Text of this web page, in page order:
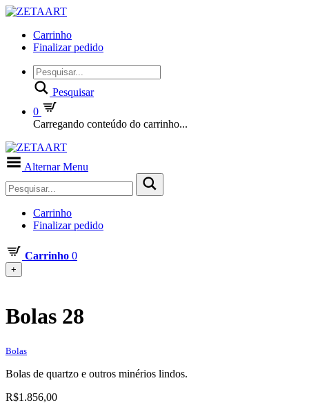
Carrinho
Finalizar pedido
Pesquisar
0
Carregando conteúdo do carrinho...
Alternar Menu
Carrinho
Finalizar pedido
Carrinho 0
+
Bolas 28
Bolas
Bolas de quartzo e outros minérios lindos.
R$1.856,00